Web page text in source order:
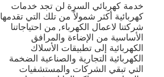
خدمة كهربائي السرة لن تجد خدمات
كهربائية أكثر شمولاً من تلك التي تقدمها
شركتنا لاعمال الكهرباء, من احتياجاتنا
الأساسية من الإضاءة والمرافق
الكهربائية إلى تطبيقات الأسلاك
الكهربائية التجارية والصناعية الضخمة
التي تبقي الشركات والمستشفيات